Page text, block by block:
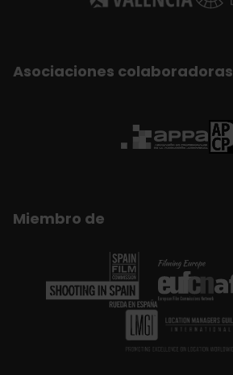
Asociaciones colaboradoras
Miembro de